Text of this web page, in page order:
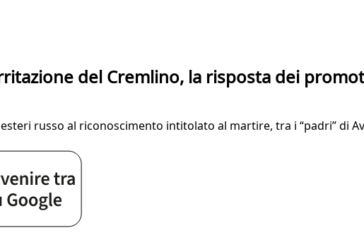
del Cremlino, la risposta dei
russo al riconoscimento intitolato al martire, tra i “padri” di